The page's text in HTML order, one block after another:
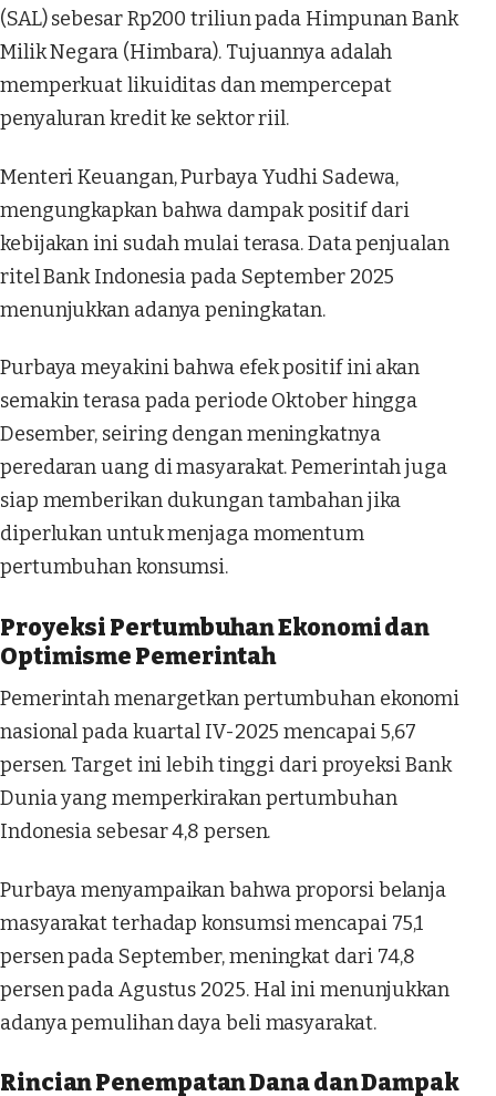
(SAL) sebesar Rp200 triliun pada Himpunan Bank
Milik Negara (Himbara). Tujuannya adalah
memperkuat likuiditas dan mempercepat
penyaluran kredit ke sektor riil.
Menteri Keuangan, Purbaya Yudhi Sadewa,
mengungkapkan bahwa dampak positif dari
kebijakan ini sudah mulai terasa. Data penjualan
ritel Bank Indonesia pada September 2025
menunjukkan adanya peningkatan.
Purbaya meyakini bahwa efek positif ini akan
semakin terasa pada periode Oktober hingga
Desember, seiring dengan meningkatnya
peredaran uang di masyarakat. Pemerintah juga
siap memberikan dukungan tambahan jika
diperlukan untuk menjaga momentum
pertumbuhan konsumsi.
Proyeksi Pertumbuhan Ekonomi dan
Optimisme Pemerintah
Pemerintah menargetkan pertumbuhan ekonomi
nasional pada kuartal IV-2025 mencapai 5,67
persen. Target ini lebih tinggi dari proyeksi Bank
Dunia yang memperkirakan pertumbuhan
Indonesia sebesar 4,8 persen.
Purbaya menyampaikan bahwa proporsi belanja
masyarakat terhadap konsumsi mencapai 75,1
persen pada September, meningkat dari 74,8
persen pada Agustus 2025. Hal ini menunjukkan
adanya pemulihan daya beli masyarakat.
Rincian Penempatan Dana dan Dampak